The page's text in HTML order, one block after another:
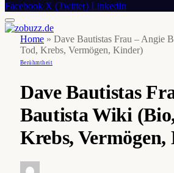
Facebook X (Twitter) LinkedIn
Home » Dave Bautistas Frau – Angie
Tod, Krebs, Vermögen, Kinder)
Berühmtheit
Dave Bautistas
Bautista Wiki
Krebs,